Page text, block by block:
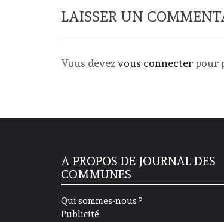
LAISSER UN
Vous devezvous connecterpour
A PROPOS DE JOURNAL DES
COMMUNES
Qui sommes-nous ?
Publicité